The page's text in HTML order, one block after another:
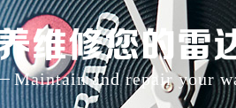
维修您的雷
Maintain and repair your